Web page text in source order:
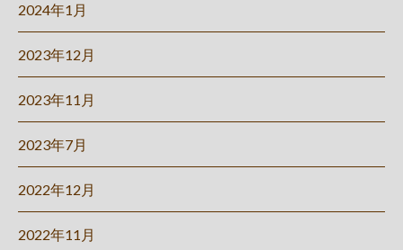
2024年1月
2023年12月
2023年11月
2023年7月
2022年12月
2022年11月